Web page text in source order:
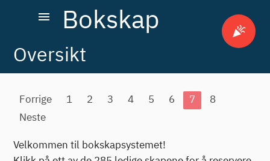
menu Bokskap
Oversikt
celebration
Forrige 1 2 3 4 5 6 7
8
Neste
Velkommen til bokskapsystemet!